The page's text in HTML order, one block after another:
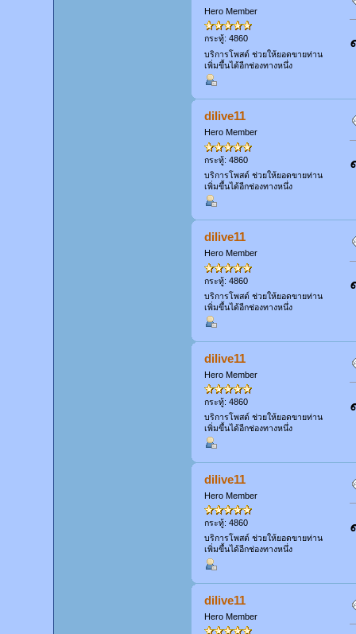
Hero Member
กระทู้: 4860
บริการโพสต์ ช่วยให้ยอดขายท่าน
เพิ่มขึ้นได้อีกช่องทางหนึ่ง
dilive11
Hero Member
กระทู้: 4860
บริการโพสต์ ช่วยให้ยอดขายท่าน
เพิ่มขึ้นได้อีกช่องทางหนึ่ง
dilive11
Hero Member
กระทู้: 4860
บริการโพสต์ ช่วยให้ยอดขายท่าน
เพิ่มขึ้นได้อีกช่องทางหนึ่ง
dilive11
Hero Member
กระทู้: 4860
บริการโพสต์ ช่วยให้ยอดขายท่าน
เพิ่มขึ้นได้อีกช่องทางหนึ่ง
dilive11
Hero Member
กระทู้: 4860
บริการโพสต์ ช่วยให้ยอดขายท่าน
เพิ่มขึ้นได้อีกช่องทางหนึ่ง
dilive11
Hero Member